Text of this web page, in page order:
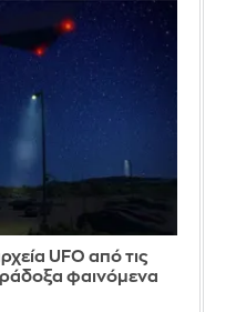
UFO από τις
φαινόμενα